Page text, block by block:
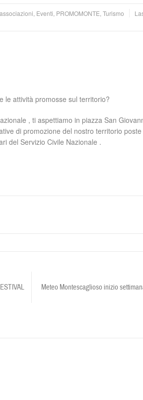
associazioni Eventi PROMOMONTE Turismo
le attività promosse sul territorio?
, ti aspettiamo in piazza San
di promozione del nostro territorio
del Servizio Civile Nazionale .
Meteo Montescaglioso inizio